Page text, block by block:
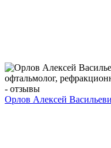
Орлов Алексей